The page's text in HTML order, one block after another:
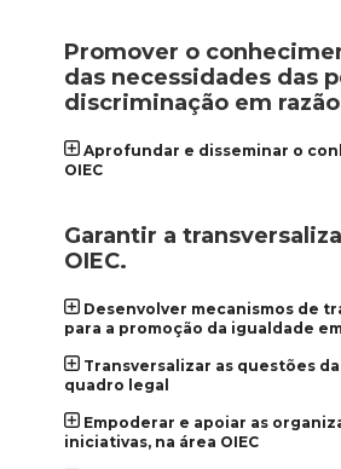
Promover o
das necessidades das
discriminação em razão
Aprofundar e disseminar o
OIEC
Garantir a
OIEC.
Desenvolver mecanismos de
para a promoção da igualdade
Transversalizar as questões
quadro legal
Empoderar e apoiar as
iniciativas, na área OIEC